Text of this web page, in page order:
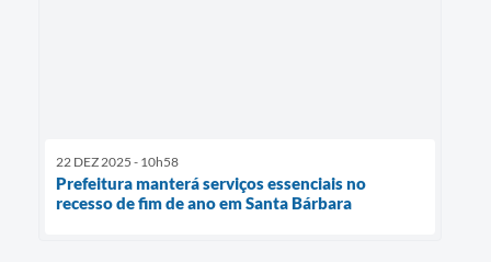
22 DEZ 2025 - 10h58
Prefeitura manterá serviços essenciais no
recesso de fim de ano em Santa Bárbara